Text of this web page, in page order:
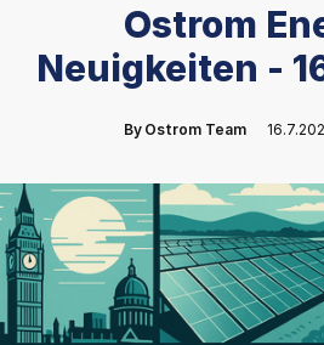
Ostrom
Neuigkeiten -
By Ostrom Team